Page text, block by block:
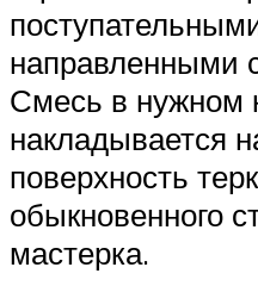
направленными
Смесь в нужном
накладывается
поверхность
обыкновенного
мастерка.